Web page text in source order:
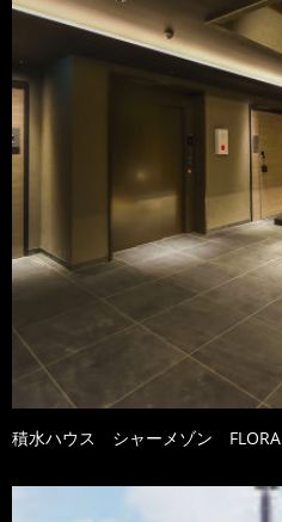
積水ハウス シャーメゾン FLORA